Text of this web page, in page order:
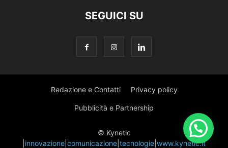
SEGUICI SU
Redazione e Contatti Privacy policy
Pubblicità e Partnership
© Kynetic
innovazione comunicazione tecnologie www.kynetic.it